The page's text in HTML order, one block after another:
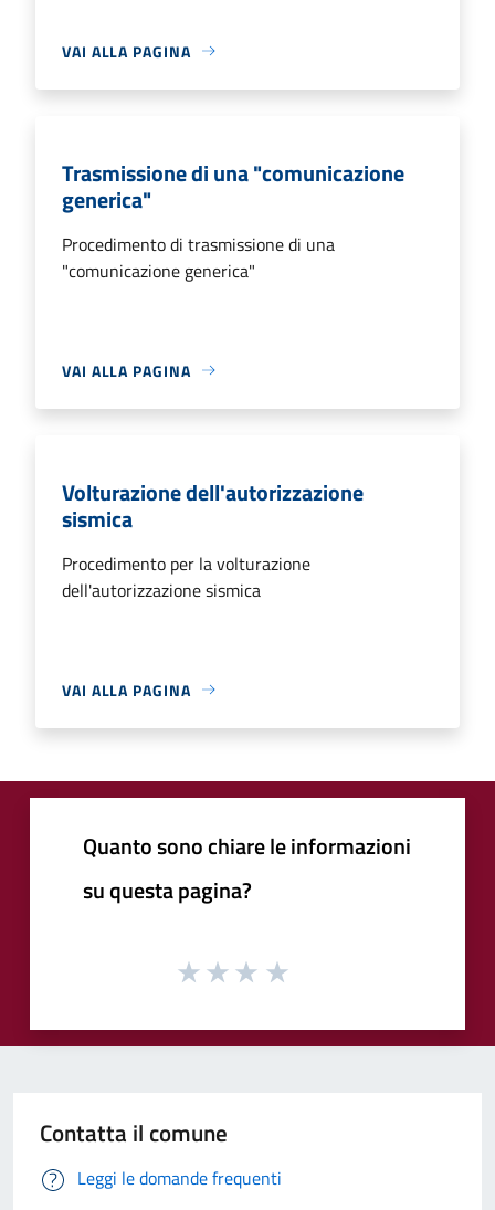
VAI ALLA PAGINA
Trasmissione di una "comunicazione
generica"
Procedimento di trasmissione di una
"comunicazione generica"
VAI ALLA PAGINA
Volturazione dell'autorizzazione
sismica
Procedimento per la volturazione
dell'autorizzazione sismica
VAI ALLA PAGINA
Quanto sono chiare le informazioni
su questa pagina?
Contatta il comune
Leggi le domande frequenti